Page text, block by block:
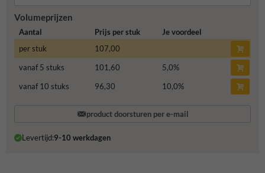
Volumeprijzen
Aantal Prijs per stuk
Je voordeel
per stuk
107,00
vanaf 5 stuks
101,60 5,0%
vanaf 10 stuks
96,30 10,0%
product doorsturen per e-mail
Levertijd:9-10 werkdagen